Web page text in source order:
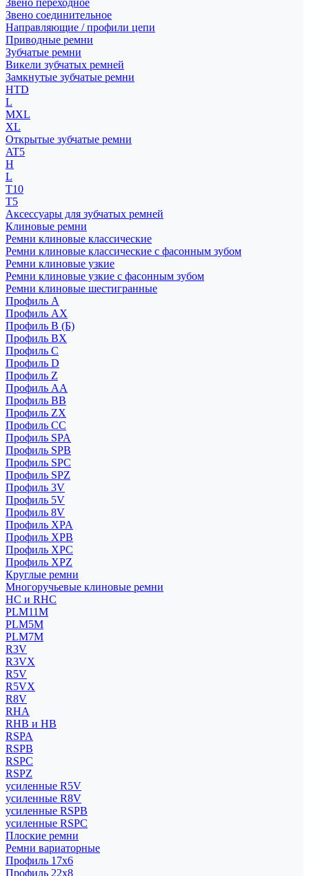
Звено переходное
Звено соединительное
Направляющие / профили цепи
Приводные ремни
Зубчатые ремни
Викели зубчатых ремней
Замкнутые зубчатые ремни
HTD
L
MXL
XL
Открытые зубчатые ремни
AT5
H
L
T10
T5
Аксессуары для зубчатых ремней
Клиновые ремни
Ремни клиновые классические
Ремни клиновые классические с фасонным зубом
Ремни клиновые узкие
Ремни клиновые узкие с фасонным зубом
Ремни клиновые шестигранные
Профиль A
Профиль AX
Профиль B (Б)
Профиль BX
Профиль C
Профиль D
Профиль Z
Профиль АА
Профиль BB
Профиль ZX
Профиль CC
Профиль SPA
Профиль SPB
Профиль SPC
Профиль SPZ
Профиль 3V
Профиль 5V
Профиль 8V
Профиль XPA
Профиль XPB
Профиль XPC
Профиль XPZ
Круглые ремни
Многоручьевые клиновые ремни
HC и RHC
PLM11M
PLM5M
PLM7M
R3V
R3VX
R5V
R5VX
R8V
RHA
RHB и HB
RSPA
RSPB
RSPC
RSPZ
усиленные R5V
усиленные R8V
усиленные RSPB
усиленные RSPC
Плоские ремни
Ремни вариаторные
Профиль 17x6
Профиль 22x8